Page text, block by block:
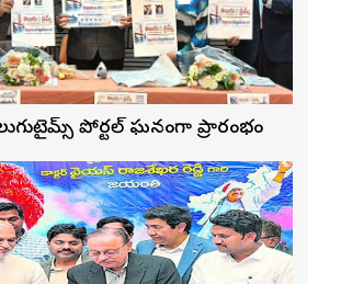
పోర్టల్ ఘనంగా ప్రారంభం